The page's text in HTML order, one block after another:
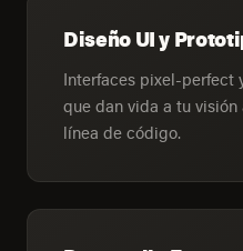
Diseño UI y
Interfaces pixel-perfect
que dan vida a tu
línea de código.